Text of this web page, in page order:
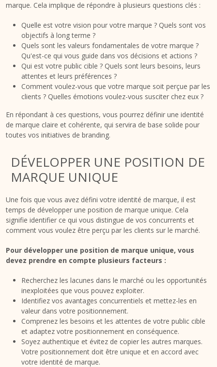
marque. Cela implique de répondre à plusieurs questions clés :
Quelle est votre vision pour votre marque ? Quels sont vos
objectifs à long terme ?
Quels sont les valeurs fondamentales de votre marque ?
Qu'est-ce qui vous guide dans vos décisions et actions ?
Qui est votre public cible ? Quels sont leurs besoins, leurs
attentes et leurs préférences ?
Comment voulez-vous que votre marque soit perçue par les
clients ? Quelles émotions voulez-vous susciter chez eux ?
En répondant à ces questions, vous pourrez définir une identité
de marque claire et cohérente, qui servira de base solide pour
toutes vos initiatives de branding.
DÉVELOPPER UNE POSITION DE
MARQUE UNIQUE
Une fois que vous avez défini votre identité de marque, il est
temps de développer une position de marque unique. Cela
signifie identifier ce qui vous distingue de vos concurrents et
comment vous voulez être perçu par les clients sur le marché.
Pour développer une position de marque unique, vous
devez prendre en compte plusieurs facteurs :
Recherchez les lacunes dans le marché ou les opportunités
inexploitées que vous pouvez exploiter.
Identifiez vos avantages concurrentiels et mettez-les en
valeur dans votre positionnement.
Comprenez les besoins et les attentes de votre public cible
et adaptez votre positionnement en conséquence.
Soyez authentique et évitez de copier les autres marques.
Votre positionnement doit être unique et en accord avec
votre identité de marque.